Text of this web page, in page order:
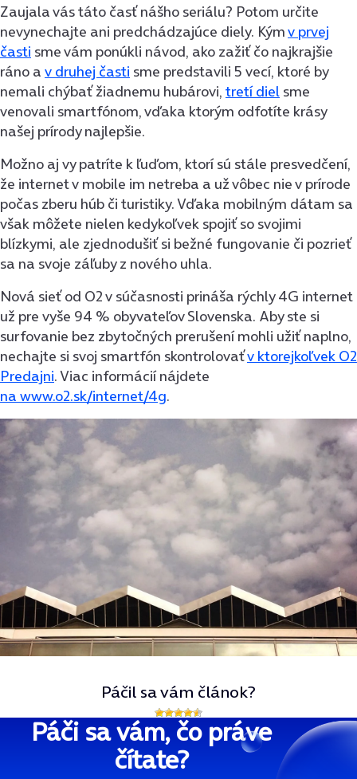
Zaujala vás táto časť nášho seriálu? Potom určite
nevynechajte ani predchádzajúce diely. Kýmv prvej
časti sme vám ponúkli návod, ako zažiť čo najkrajšie
ráno a v druhej časti sme predstavili 5 vecí, ktoré by
nemali chýbať žiadnemu hubárovi, tretí diel sme
venovali smartfónom, vďaka ktorým odfotíte krásy
našej prírody najlepšie.
Možno aj vy patríte k ľuďom, ktorí sú stále presvedčení,
že internet v mobile im netreba a už vôbec nie v prírode
počas zberu húb či turistiky. Vďaka mobilným dátam sa
však môžete nielen kedykoľvek spojiť so svojimi
blízkymi, ale zjednodušiť si bežné fungovanie či pozrieť
sa na svoje záľuby z nového uhla.
Nová sieť od O2 v súčasnosti prináša rýchly 4G internet
už pre vyše 94 % obyvateľov Slovenska. Aby ste si
surfovanie bez zbytočných prerušení mohli užiť naplno,
nechajte si svoj smartfón skontrolovaťv ktorejkoľvek O2
Predajni. Viac informácií nájdete
na www.o2.sk/internet/4g.
Páčil sa vám článok?
Páči sa vám, čo práve
čítate?